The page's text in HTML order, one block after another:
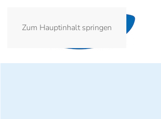
Zum Hauptinhalt springen